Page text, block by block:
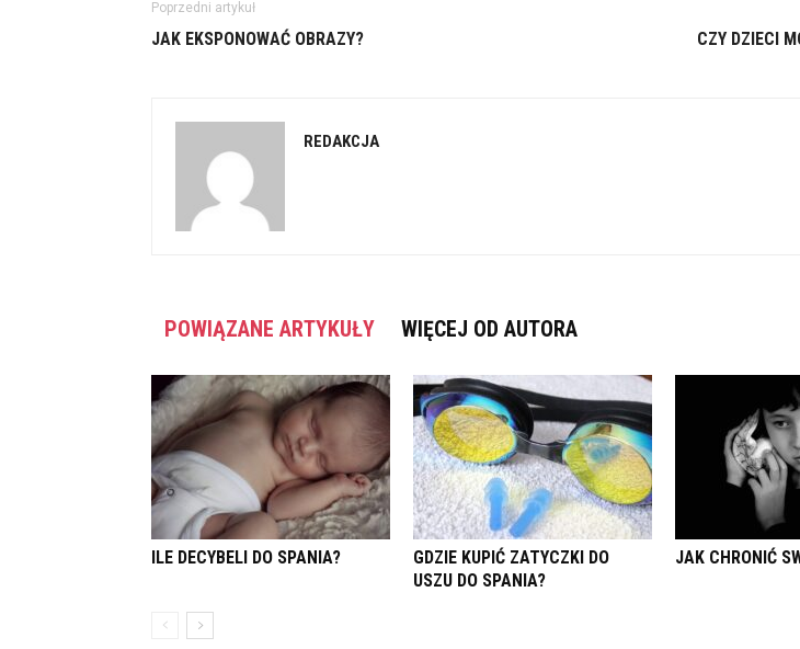
Poprzedni artykuł
JAK EKSPONOWAĆ OBRAZY? CZY DZIECI
REDAKCJA
POWIĄZANE ARTYKUŁY WIĘCEJ OD AUTORA
ILE DECYBELI DO SPANIA?
GDZIE KUPIĆ ZATYCZKI DO
USZU DO SPANIA?
JAK CHRONIĆ